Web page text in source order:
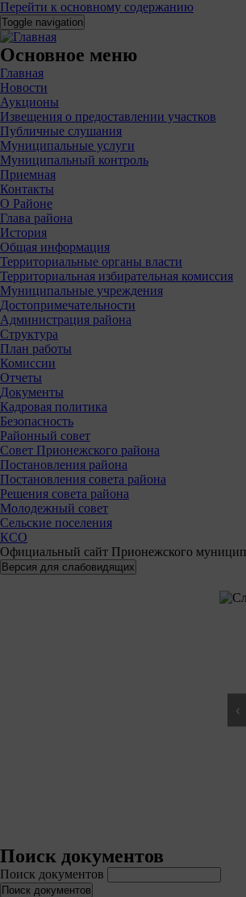
Перейти к основному содержанию
Toggle navigation
Основное меню
Главная
Новости
Аукционы
Извещения о предоставлении участков
Публичные слушания
Муниципальные услуги
Муниципальный контроль
Приемная
Контакты
О Районе
Глава района
История
Общая информация
Территориальные органы власти
Территориальная избирательная комиссия
Муниципальные учреждения
Достопримечательности
Администрация района
Структура
План работы
Комиссии
Отчеты
Документы
Кадровая политика
Безопасность
Районный совет
Совет Прионежского района
Постановления района
Постановления совета района
Решения совета района
Молодежный совет
Сельские поселения
КСО
Официальный сайт Прионежского
‹
Поиск документов
Поиск документов